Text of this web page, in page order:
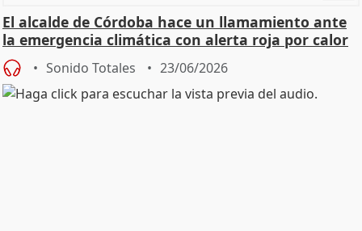
El alcalde de Córdoba hace un llamamiento ante
la emergencia climática con alerta roja por calor
Sonido Totales 23/06/2026